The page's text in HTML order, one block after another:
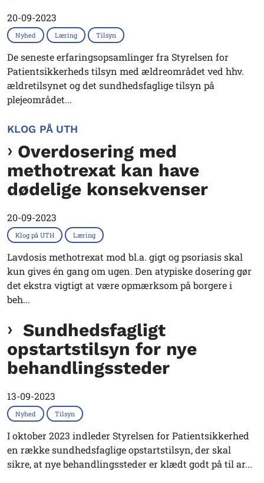
20-09-2023
Nyhed Læring Tilsyn
De seneste erfaringsopsamlinger fra Styrelsen for
Patientsikkerheds tilsyn med ældreområdet ved hhv.
ældretilsynet og det sundhedsfaglige tilsyn på
plejeområdet...
KLOG PÅ UTH
Overdosering med
methotrexat kan have
dødelige konsekvenser
20-09-2023
Klog på UTH Læring
Lavdosis methotrexat mod bl.a. gigt og psoriasis skal
kun gives én gang om ugen. Den atypiske dosering gør
det ekstra vigtigt at være opmærksom på borgere i
beh...
Sundhedsfagligt
opstartstilsyn for nye
behandlingssteder
13-09-2023
Nyhed Tilsyn
I oktober 2023 indleder Styrelsen for Patientsikkerhed
en række sundhedsfaglige opstartstilsyn, der skal
sikre, at nye behandlingssteder er klædt godt på til ar...